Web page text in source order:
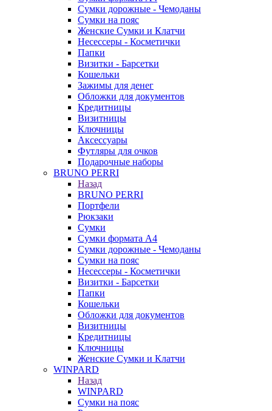
Сумки дорожные - Чемоданы
Сумки на пояс
Женские Сумки и Клатчи
Несессеры - Косметички
Папки
Визитки - Барсетки
Кошельки
Зажимы для денег
Обложки для документов
Кредитницы
Визитницы
Ключницы
Аксессуары
Футляры для очков
Подарочные наборы
BRUNO PERRI
Назад
BRUNO PERRI
Портфели
Рюкзаки
Сумки
Сумки формата А4
Сумки дорожные - Чемоданы
Сумки на пояс
Несессеры - Косметички
Визитки - Барсетки
Папки
Кошельки
Обложки для документов
Визитницы
Кредитницы
Ключницы
Женские Сумки и Клатчи
WINPARD
Назад
WINPARD
Сумки на пояс